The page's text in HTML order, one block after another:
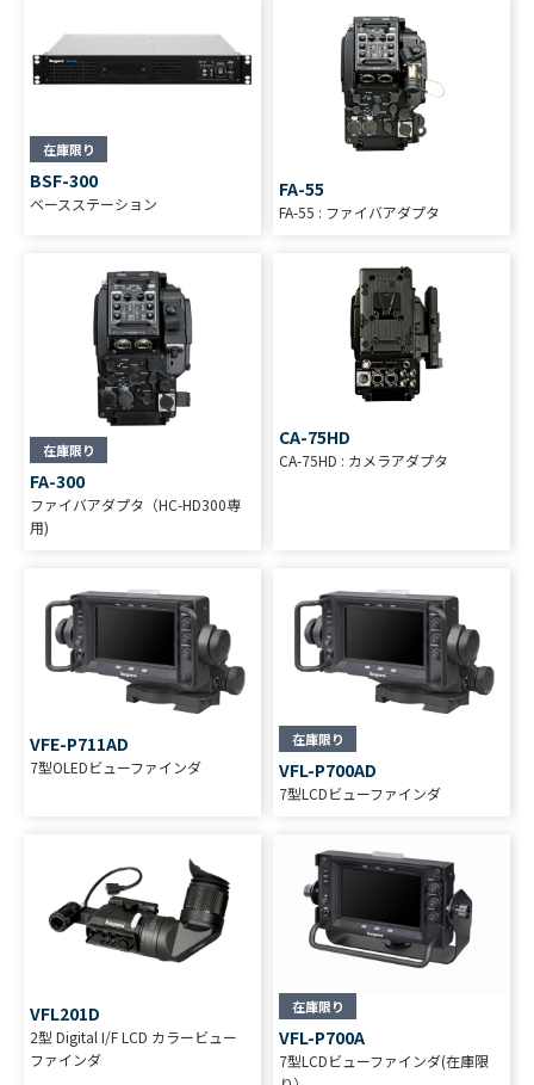
在庫限り
BSF-300
ベースステーション
FA-55
FA-55 : ファイバアダプタ
在庫限り
FA-300
ファイバアダプタ（HC-HD300専
用)
CA-75HD
CA-75HD : カメラアダプタ
VFE-P711AD
7型OLEDビューファインダ
在庫限り
VFL-P700AD
7型LCDビューファインダ
VFL201D
2型 Digital I/F LCD カラービュー
ファインダ
在庫限り
VFL-P700A
7型LCDビューファインダ(在庫限